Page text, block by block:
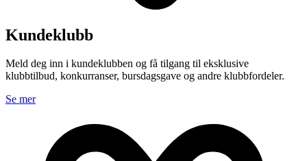
Kundeklubb
Meld deg inn i kundeklubben og få tilgang til eksklusive
klubbtilbud, konkurranser, bursdagsgave og andre klubbfordeler.
Se mer